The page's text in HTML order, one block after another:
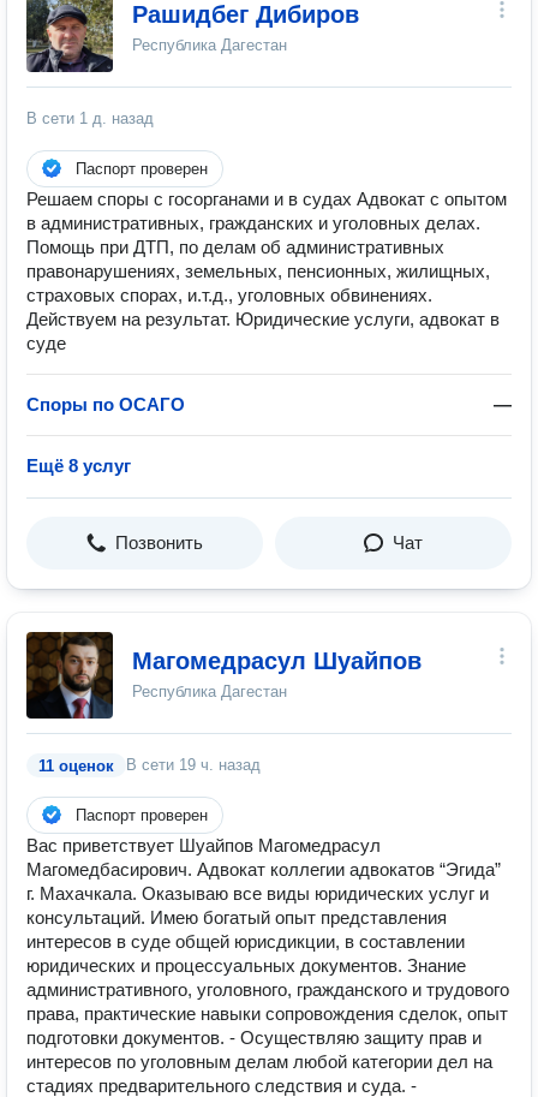
Рашидбег Дибиров
Республика Дагестан
В сети 1 д. назад
Паспорт проверен
Решаем споры с госорганами и в судах Адвокат с опытом
в административных, гражданских и уголовных делах.
Помощь при ДТП, по делам об административных
правонарушениях, земельных, пенсионных, жилищных,
страховых спорах, и.т.д., уголовных обвинениях.
Действуем на результат. Юридические услуги, адвокат в
суде
Споры по ОСАГО —
Ещё 8 услуг
Позвонить Чат
Магомедрасул Шуайпов
Республика Дагестан
11 оценок В сети 19 ч. назад
Паспорт проверен
Вас приветствует Шуайпов Магомедрасул
Магомедбасирович. Адвокат коллегии адвокатов “Эгида”
г. Махачкала. Оказываю все виды юридических услуг и
консультаций. Имею богатый опыт представления
интересов в суде общей юрисдикции, в составлении
юридических и процессуальных документов. Знание
административного, уголовного, гражданского и трудового
права, практические навыки сопровождения сделок, опыт
подготовки документов. - Осуществляю защиту прав и
интересов по уголовным делам любой категории дел на
стадиях предварительного следствия и суда. -